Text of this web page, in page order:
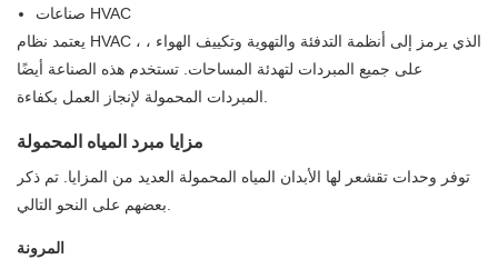
صناعات HVAC
يعتمد نظام HVAC ، الذي يرمز إلى أنظمة التدفئة والتهوية وتكييف الهواء ،
على جميع المبردات لتهدئة المساحات. تستخدم هذه الصناعة أيضًا
المبردات المحمولة لإنجاز العمل بكفاءة.
مزايا مبرد المياه المحمولة
توفر وحدات تقشعر لها الأبدان المياه المحمولة العديد من المزايا. تم ذكر
بعضهم على النحو التالي.
المرونة